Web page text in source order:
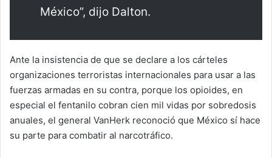
México”, dijo Dalton.
Ante la insistencia de que se declare a los cárteles
organizaciones terroristas internacionales para usar a las
fuerzas armadas en su contra, porque los opioides, en
especial el fentanilo cobran cien mil vidas por sobredosis
anuales, el general VanHerk reconoció que México sí hace
su parte para combatir al narcotráfico.